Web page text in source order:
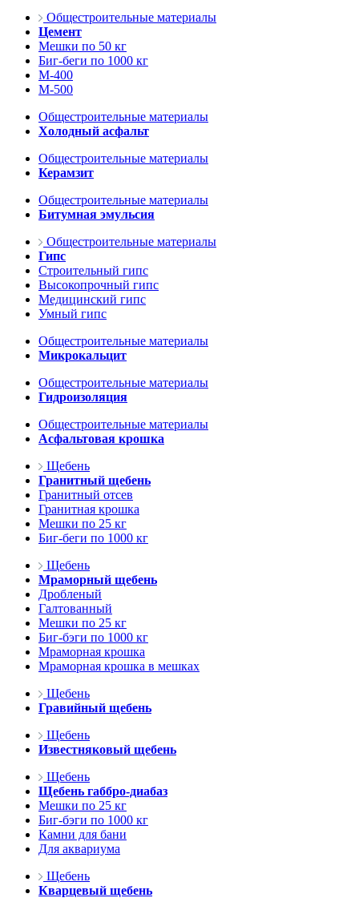
Общестроительные материалы
Цемент
Мешки по 50 кг
Биг-беги по 1000 кг
М-400
М-500
Общестроительные материалы
Холодный асфальт
Общестроительные материалы
Керамзит
Общестроительные материалы
Битумная эмульсия
Общестроительные материалы
Гипс
Строительный гипс
Высокопрочный гипс
Медицинский гипс
Умный гипс
Общестроительные материалы
Микрокальцит
Общестроительные материалы
Гидроизоляция
Общестроительные материалы
Асфальтовая крошка
Щебень
Гранитный щебень
Гранитный отсев
Гранитная крошка
Мешки по 25 кг
Биг-беги по 1000 кг
Щебень
Мраморный щебень
Дробленый
Галтованный
Мешки по 25 кг
Биг-бэги по 1000 кг
Мраморная крошка
Мраморная крошка в мешках
Щебень
Гравийный щебень
Щебень
Известняковый щебень
Щебень
Щебень габбро-диабаз
Мешки по 25 кг
Биг-бэги по 1000 кг
Камни для бани
Для аквариума
Щебень
Кварцевый щебень